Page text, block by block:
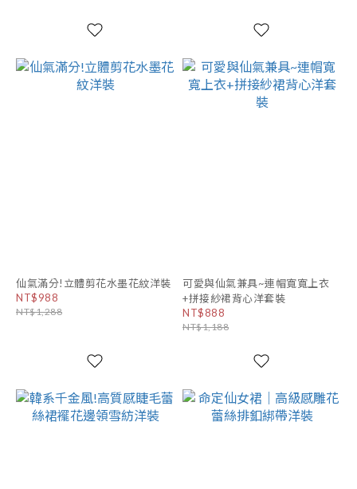
仙氣滿分!立體剪花水墨花紋洋裝
NT$988
NT$1,288
可愛與仙氣兼具~連帽寬寬上衣
+拼接紗裙背心洋套裝
NT$888
NT$1,188